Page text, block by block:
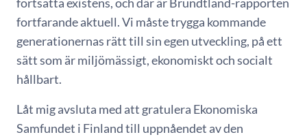
fortfarande aktuell. Vi måste trygga kommande
generationernas rätt till sin egen utveckling, på ett
sätt som är miljömässigt, ekonomiskt och socialt
hållbart.
Låt mig avsluta med att gratulera Ekonomiska
Samfundet i Finland till uppnåendet av den